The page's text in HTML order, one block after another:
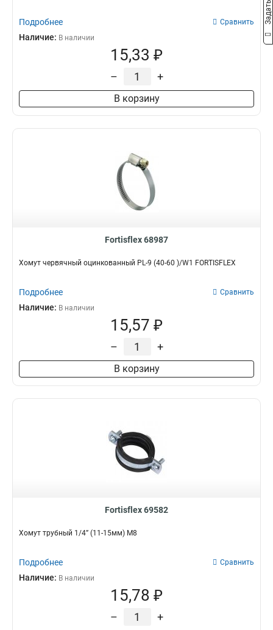
Подробнее Сравнить
Наличие: В наличии
15,33 ₽
– +
В корзину
Fortisflex 68987
Хомут червячный оцинкованный PL-9 (40-60 )/W1 FORTISFLEX
Подробнее Сравнить
Наличие: В наличии
15,57 ₽
– +
В корзину
Fortisflex 69582
Хомут трубный 1/4” (11-15мм) М8
Подробнее Сравнить
Наличие: В наличии
15,78 ₽
– +